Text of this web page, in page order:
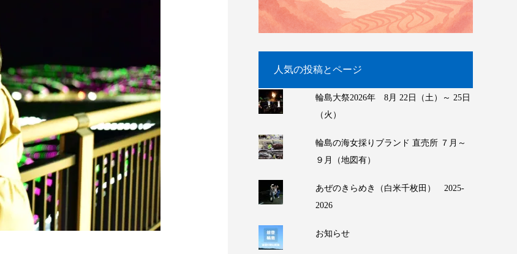
人気の投稿とページ
輪島大祭2026年 8月 22日（土）～ 25日
（火）
輪島の海女採りブランド 直売所 ７月～
９月（地図有）
あぜのきらめき（白米千枚田） 2025-
2026
お知らせ